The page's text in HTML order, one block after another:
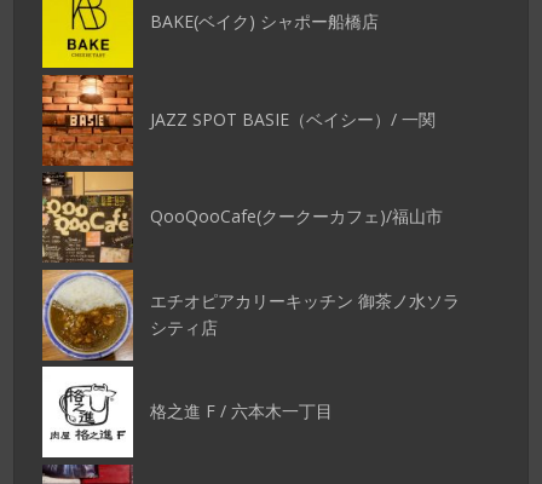
BAKE(ベイク) シャポー船橋店
JAZZ SPOT BASIE（ベイシー）/ 一関
QooQooCafe(クークーカフェ)/福山市
エチオピアカリーキッチン 御茶ノ水ソラ
シティ店
格之進 F / 六本木一丁目